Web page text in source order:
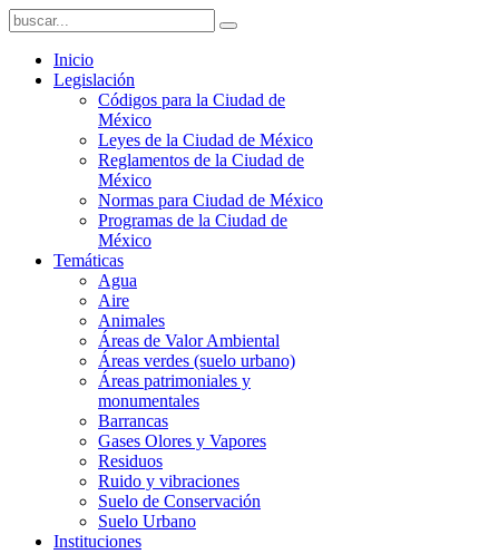
Inicio
Legislación
Códigos para la Ciudad de
México
Leyes de la Ciudad de México
Reglamentos de la Ciudad de
México
Normas para Ciudad de México
Programas de la Ciudad de
México
Temáticas
Agua
Aire
Animales
Áreas de Valor Ambiental
Áreas verdes (suelo urbano)
Áreas patrimoniales y
monumentales
Barrancas
Gases Olores y Vapores
Residuos
Ruido y vibraciones
Suelo de Conservación
Suelo Urbano
Instituciones